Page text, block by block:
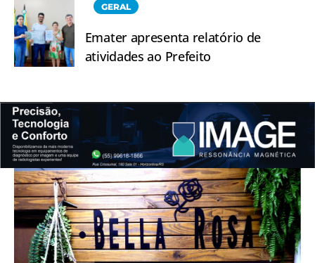
GERAL
Emater apresenta relatório de
atividades ao Prefeito